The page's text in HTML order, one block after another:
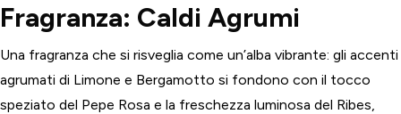
Fragranza: Caldi Agrumi
Una fragranza che si risveglia come un’alba vibrante: gli accenti
agrumati di Limone e Bergamotto si fondono con il tocco
speziato del Pepe Rosa e la freschezza luminosa del Ribes,